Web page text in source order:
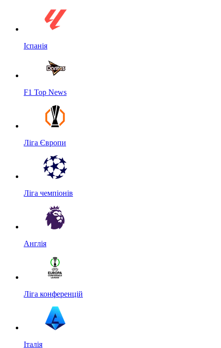
Іспанія
F1 Top News
Ліга Європи
Ліга чемпіонів
Англія
Ліга конференцій
Італія